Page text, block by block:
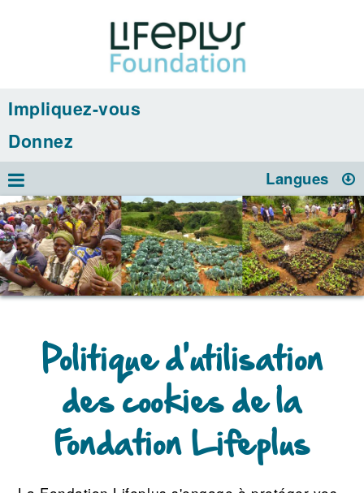
Impliquez-vous
Donnez
Langues
Politique d'utilisation
des cookies de la
Fondation Lifeplus